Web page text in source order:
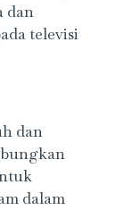
dan
televisi
dan
dalam